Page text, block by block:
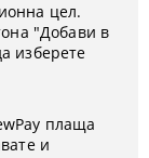
цел.
"Добави в
изберете
плаща
и